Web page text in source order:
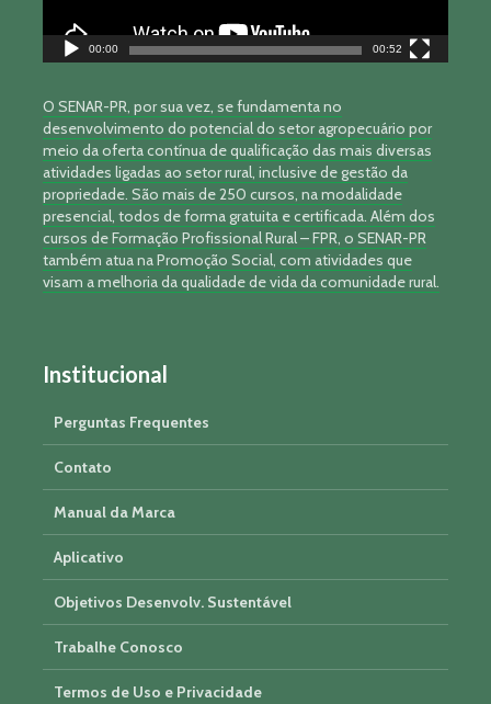
00:00 00:52
O SENAR-PR, por sua vez, se fundamenta no
desenvolvimento do potencial do setor agropecuário por
meio da oferta contínua de qualificação das mais diversas
atividades ligadas ao setor rural, inclusive de gestão da
propriedade. São mais de 250 cursos, na modalidade
presencial, todos de forma gratuita e certificada. Além dos
cursos de Formação Profissional Rural – FPR, o SENAR-PR
também atua na Promoção Social, com atividades que
visam a melhoria da qualidade de vida da comunidade rural.
Institucional
Perguntas Frequentes
Contato
Manual da Marca
Aplicativo
Objetivos Desenvolv. Sustentável
Trabalhe Conosco
Termos de Uso e Privacidade